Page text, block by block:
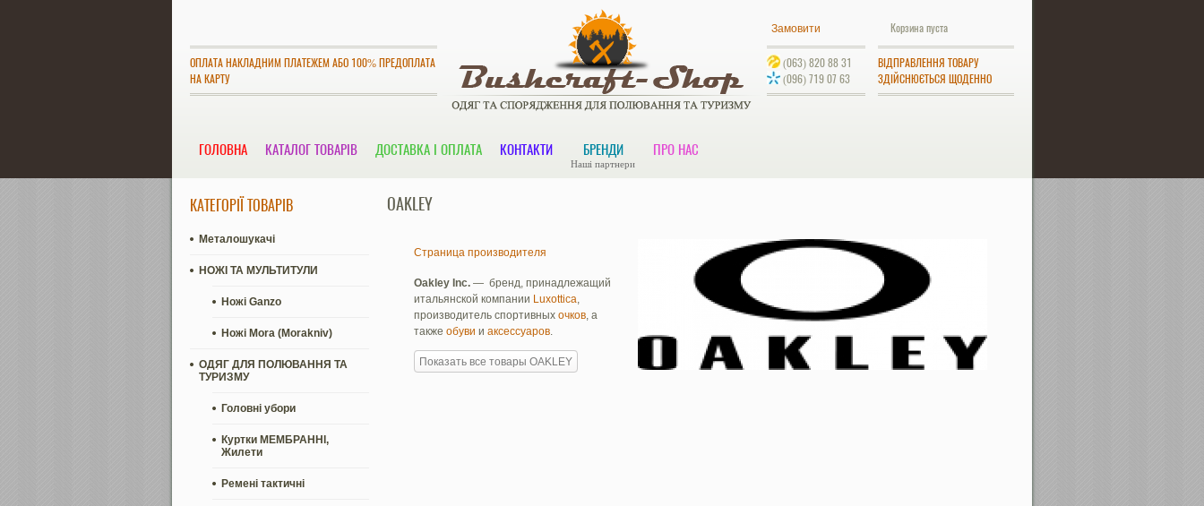
ОПЛАТА НАКЛАДНИМ ПЛАТЕЖЕМ АБО 100% ПРЕДОПЛАТА
НА КАРТУ
Замовити Корзина пуста
(063) 820 88 31
(096) 719 07 63
ВІДПРАВЛЕННЯ ТОВАРУ
ЗДІЙСНЮЄТЬСЯ ЩОДЕННО
ГОЛОВНА КАТАЛОГ ТОВАРІВ ДОСТАВКА І ОПЛАТА КОНТАКТИ БРЕНДИ
Наші партнери
ПРО НАС
КАТЕГОРІЇ ТОВАРІВ
Металошукачі
НОЖІ ТА МУЛЬТИТУЛИ
Ножі Ganzo
Ножі Mora (Morakniv)
ОДЯГ ДЛЯ ПОЛЮВАННЯ ТА
ТУРИЗМУ
Головні убори
Куртки МЕМБРАННІ,
Жилети
Ремені тактичні
OAKLEY
Страница производителя
Oakley Inc. — бренд, принадлежащий
итальянской компании Luxottica,
производитель спортивных очков, а
также обуви и аксессуаров.
Показать все товары OAKLEY